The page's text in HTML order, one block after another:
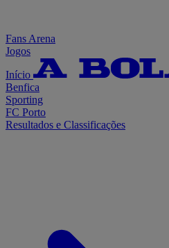
Fans Arena
Jogos
Início
Benfica
Sporting
FC Porto
Resultados e Classificações